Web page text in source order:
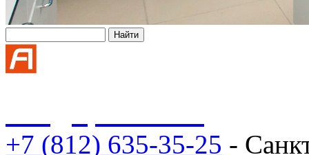
+7 (812) 635-35-25 -